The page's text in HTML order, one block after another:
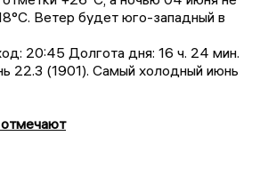
Ветер будет юго-западный в
20:45 Долгота дня: 16 ч. 24 мин.
22.3 (1901). Самый холодный июнь